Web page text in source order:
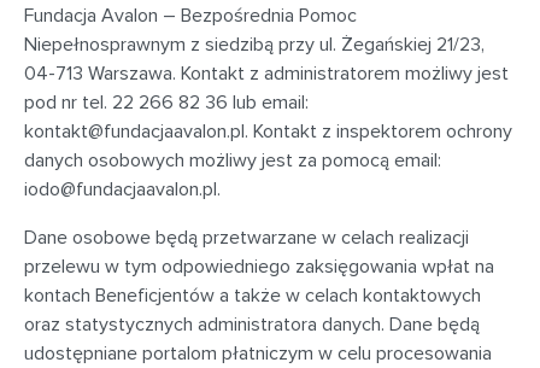
Fundacja Avalon – Bezpośrednia Pomoc
Niepełnosprawnym z siedzibą przy ul. Żegańskiej 21/23,
04-713 Warszawa. Kontakt z administratorem możliwy jest
pod nr tel. 22 266 82 36 lub email:
kontakt@fundacjaavalon.pl. Kontakt z inspektorem ochrony
danych osobowych możliwy jest za pomocą email:
iodo@fundacjaavalon.pl.
Dane osobowe będą przetwarzane w celach realizacji
przelewu w tym odpowiedniego zaksięgowania wpłat na
kontach Beneficjentów a także w celach kontaktowych
oraz statystycznych administratora danych. Dane będą
udostępniane portalom płatniczym w celu procesowania